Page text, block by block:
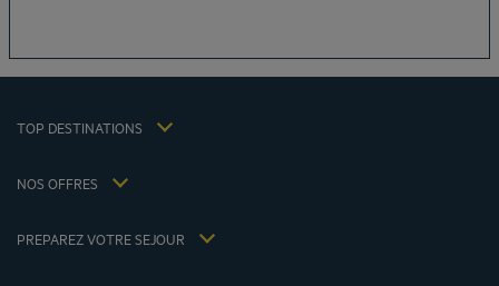
TOP DESTINATIONS
Hôtels Pornic
Hôtels Bangkok
Hôtels Saint-Malo
NOS OFFRES
Offre évasion petit-déjeuner inclus
PREPAREZ VOTRE SEJOUR
Ma réservation
Hôtels et Inspirations
Politique des données personnelles
Conditions générales d'utilisation Flavours Instant Benefit
Politiques de taxes 2023
Politiques de taxes 2021